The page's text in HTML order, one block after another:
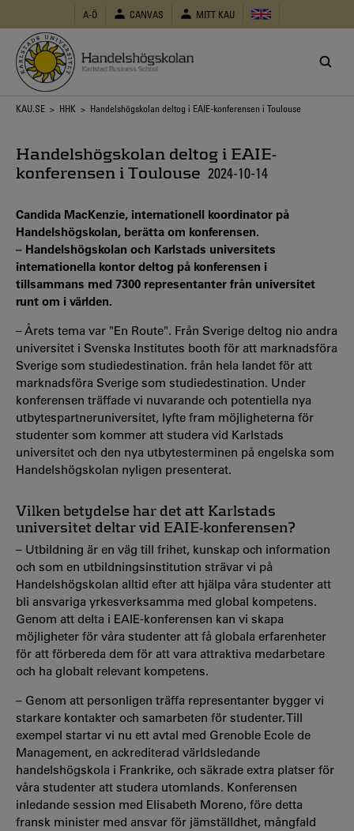
huvudinnehåll
A-Ö CANVAS MITT KAU
Länkstig
KAU.SE > HHK > Handelshögskolan deltog i EAIE-konferensen i Toulouse
Handelshögskolan deltog i EAIE-
konferensen i Toulouse 2024-10-14
Candida MacKenzie, internationell koordinator på
Handelshögskolan, berätta om konferensen.
– Handelshögskolan och Karlstads universitets
internationella kontor deltog på konferensen i
tillsammans med 7300 representanter från universitet
runt om i världen.
– Årets tema var "En Route". Från Sverige deltog nio andra
universitet i Svenska Institutes booth för att marknadsföra
Sverige som studiedestination. från hela landet för att
marknadsföra Sverige som studiedestination. Under
konferensen träffade vi nuvarande och potentiella nya
utbytespartneruniversitet, lyfte fram möjligheterna för
studenter som kommer att studera vid Karlstads
universitet och den nya utbytesterminen på engelska som
Handelshögskolan nyligen presenterat.
Vilken betydelse har det att Karlstads
universitet deltar vid EAIE-konferensen?
– Utbildning är en väg till frihet, kunskap och information
och som en utbildningsinstitution strävar vi på
Handelshögskolan alltid efter att hjälpa våra studenter att
bli ansvariga yrkesverksamma med global kompetens.
Genom att delta i EAIE-konferensen kan vi skapa
möjligheter för våra studenter att få globala erfarenheter
för att förbereda dem för att vara attraktiva medarbetare
och ha globalt relevant kompetens.
– Genom att personligen träffa representanter bygger vi
starkare kontakter och samarbeten för studenter. Till
exempel startar vi nu ett avtal med Grenoble Ecole de
Management, en ackrediterad världsledande
handelshögskola i Frankrike, och säkrade extra platser för
våra studenter att studera utomlands. Konferensen
inledande session med Elisabeth Moreno, före detta
fransk minister med ansvar för jämställdhet, mångfald